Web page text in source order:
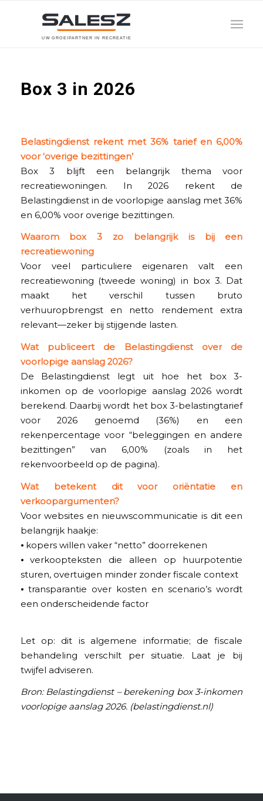
U W G RO E PA RT N E R N R EC R EAT E
Box 3 in 2026
Belastingdienst rekent met 36% tarief en 6,00%
voor ‘overige bezittingen’
Box 3 blijft een belangrijk thema voor
recreatiewoningen. In 2026 rekent de
Belastingdienst in de voorlopige aanslag met 36%
en 6,00% voor overige bezittingen.
Waarom box 3 zo belangrijk is bij een
recreatiewoning
Voor veel particuliere eigenaren valt een
recreatiewoning (tweede woning) in box 3. Dat
maakt het verschil tussen bruto
verhuuropbrengst en netto rendement extra
relevant—zeker bij stijgende lasten.
Wat publiceert de Belastingdienst over de
voorlopige aanslag 2026?
De Belastingdienst legt uit hoe het box 3-
inkomen op de voorlopige aanslag 2026 wordt
berekend. Daarbij wordt het box 3-belastingtarief
voor 2026 genoemd (36%) en een
rekenpercentage voor “beleggingen en andere
bezittingen” van 6,00% (zoals in het
rekenvoorbeeld op de pagina).
Wat betekent dit voor oriëntatie en
verkoopargumenten?
Voor websites en nieuwscommunicatie is dit een
belangrijk haakje:
⦁ kopers willen vaker “netto” doorrekenen
⦁ verkoopteksten die alleen op huurpotentie
sturen, overtuigen minder zonder fiscale context
⦁ transparantie over kosten en scenario’s wordt
een onderscheidende factor
Let op: dit is algemene informatie; de fiscale
behandeling verschilt per situatie. Laat je bij
twijfel adviseren.
Bron: Belastingdienst – berekening box 3-inkomen
voorlopige aanslag 2026. (belastingdienst.nl)